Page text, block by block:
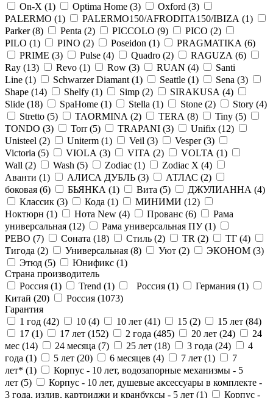
On-X (1) Optima Home (3) Oxford (3)
PALERMO (1) PALERMO150/AFRODITA150/IBIZA (1)
Parker (8) Penta (2) PICCOLO (9) PICO (2)
PILO (1) PINO (2) Poseidon (1) PRAGMATIKA (6)
PRIME (3) Pulse (4) Quadro (2) RAGUZA (6)
Ray (13) Revo (1) Row (3) RUAN (4)
Santi
Line (1) Schwarzer Diamant (1) Seattle (1) Sena (3)
Shape (14) Shelfy (1) Simp (2) SIRAKUSA (4)
Slide (18) SpaHome (1) Stella (1) Stone (2) Story (4)
Stretto (5) TAORMINA (2) TERA (8) Tiny (5)
TONDO (3) Torr (5) TRAPANI (3) Unifix (12)
Unisteel (2) Uniterm (1) Veil (3) Vesper (3)
Victoria (5) VIOLA (3) VITA (2) VOLTA (1)
Wall (2) Wash (5) Zodiac (1) Zodiac X (4)
Аванти (1) АЛИСА ДУБЛЬ (3) АТЛАС (2)
боковая (6) БЬЯНКА (1) Вита (5) ДЖУЛИАННА (4)
Классик (3) Кода (1) МИНИМИ (12)
Ноктюрн (1) Нота New (4) Прованс (6)
Рама
универсальная (12) Рама универсальная ПУ (1)
РЕВО (7) Соната (18) Стиль (2) ТR (2) ТГ (4)
Тигода (2) Универсальная (8) Уют (2) ЭКОНОМ (3)
Этюд (5) Юнификс (1)
Страна производитель
Россия (1) Trend (1) Россия (1) Германия (1)
Китай (20) Россия (1073)
Гарантия
1 год (42) 10 (4) 10 лет (41) 15 (2) 15 лет (84)
17 (1) 17 лет (152) 2 года (485) 20 лет (24)
24
мес (14) 24 месяца (7) 25 лет (18) 3 года (24)
4
года (1) 5 лет (20) 6 месяцев (4) 7 лет (1)
7
лет* (1)
Корпус - 10 лет, водозапорные механизмы - 5
лет (5)
Корпус - 10 лет, душевые аксессуары в комплекте -
3 года, излив, картриджи и кранбуксы - 5 лет (1) Корпус -